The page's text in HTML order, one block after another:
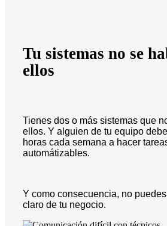
Tu sistemas no se
ellos
Tienes dos o más sistemas que
ellos. Y alguien de tu equipo
horas cada semana a hacer
automátizables.
Y como consecuencia, no
claro de tu negocio.